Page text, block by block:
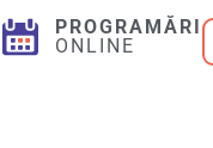
PROGRAMĂRI
ONLINE